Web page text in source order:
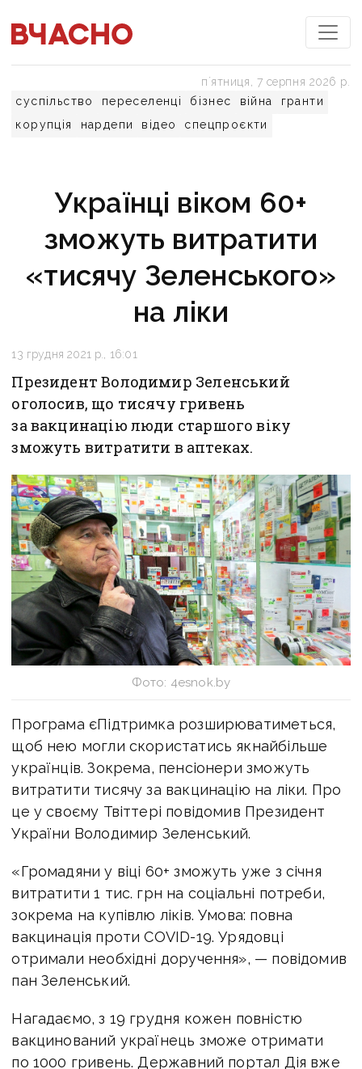
суспільство переселенці бізнес війна
гранти
корупція
нардепи відео спецпроєкти
пʼятниця, 7 серпня 2026 р.
Українці віком 60+
зможуть витратити
«тисячу Зеленського»
на ліки
13 грудня 2021 р., 16:01
Президент Володимир Зеленський
оголосив, що тисячу гривень
за вакцинацію люди старшого віку
зможуть витратити в аптеках.
Фото: 4esnok.by
Програма єПідтримка розширюватиметься,
щоб нею могли скористатись якнайбільше
українців. Зокрема, пенсіонери зможуть
витратити тисячу за вакцинацію на ліки. Про
це у своєму Твіттері повідомив Президент
України Володимир Зеленський.
«Громадяни у віці 60+ зможуть уже з січня
витратити 1 тис. грн на соціальні потреби,
зокрема на купівлю ліків. Умова: повна
вакцинація проти COVID-19. Урядовці
отримали необхідні доручення», — повідомив
пан Зеленський.
Нагадаємо, з 19 грудня кожен повністю
вакцинований українець зможе отримати
по 1000 гривень. Державний портал Дія вже